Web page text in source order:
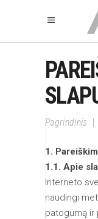
Pagrindinis
1.
1.1. Apie
Interneto
naudingi
patogumą ir